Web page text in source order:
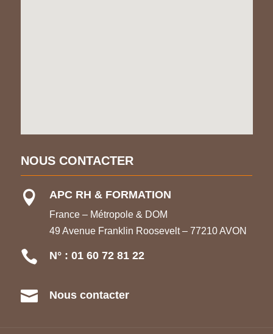
NOUS CONTACTER
 APC RH & FORMATION
France – Métropole & DOM
49 Avenue Franklin Roosevelt – 77210 AVON
 N° : 01 60 72 81 22
 Nous contacter